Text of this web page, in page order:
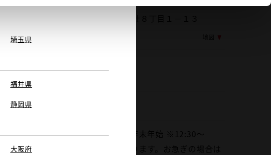
埼玉県
福井県
静岡県
大阪府
電話番号
09:30～18:00
月曜日、一部火曜日、GW・お盆・年末年始 ※12:30～
13:30は休憩と午後の作業準備となります。お急ぎの場合は